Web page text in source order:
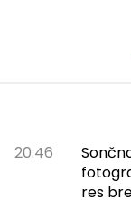
20:46
res